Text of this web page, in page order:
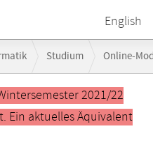
English
Studium Online-
2021/22
Ein aktuelles Äquivalent